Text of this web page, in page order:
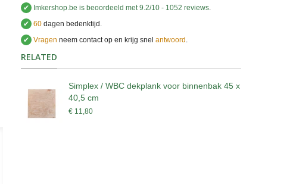
✔
Imkershop.be is beoordeeld met9.2/10 -1052 reviews.
✔ 60dagen bedenktijd.
✔ Vragen neem contact op en krijg snel antwoord ..
RELATED
Simplex / WBC dekplank voor binnenbak 45 x
40,5 cm
€ 11,80